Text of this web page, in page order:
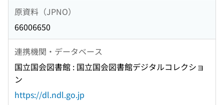
原資料（JPNO）
66006650
連携機関・データベース
国立国会図書館 : 国立国会図書館デジタルコレクショ
ン
https://dl.ndl.go.jp